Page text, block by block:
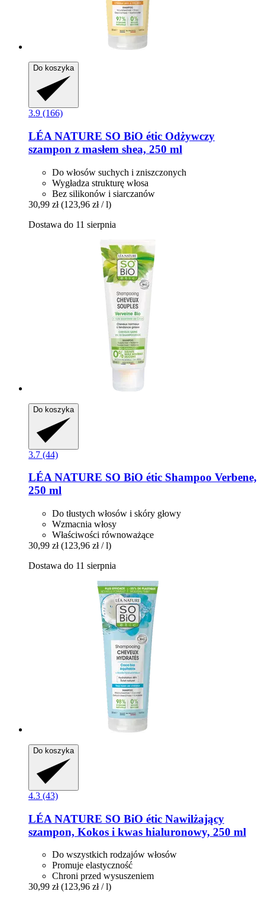
Do koszyka
3.9 (166)
LÉA NATURE SO BiO étic Odżywczy
szampon z masłem shea, 250 ml
Do włosów suchych i zniszczonych
Wygładza strukturę włosa
Bez silikonów i siarczanów
30,99 zł (123,96 zł / l)
Dostawa do 11 sierpnia
Do koszyka
3.7 (44)
LÉA NATURE SO BiO étic Shampoo Verbene,
250 ml
Do tłustych włosów i skóry głowy
Wzmacnia włosy
Właściwości równoważące
30,99 zł (123,96 zł / l)
Dostawa do 11 sierpnia
Do koszyka
4.3 (43)
LÉA NATURE SO BiO étic Nawilżający
szampon, Kokos i kwas hialuronowy, 250 ml
Do wszystkich rodzajów włosów
Promuje elastyczność
Chroni przed wysuszeniem
30,99 zł (123,96 zł / l)